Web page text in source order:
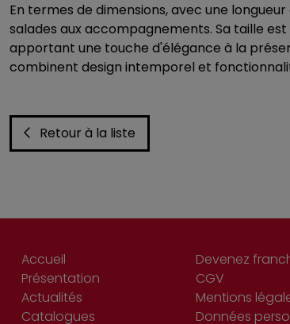
En termes de dimensions, avec une
salades aux accompagnements. Sa taille
apportant une touche d'élégance à la
combinent design intemporel et
Retour à la liste
Accueil
Présentation
Actualités
Catalogues
Devenez
CGV
Mentions
Données